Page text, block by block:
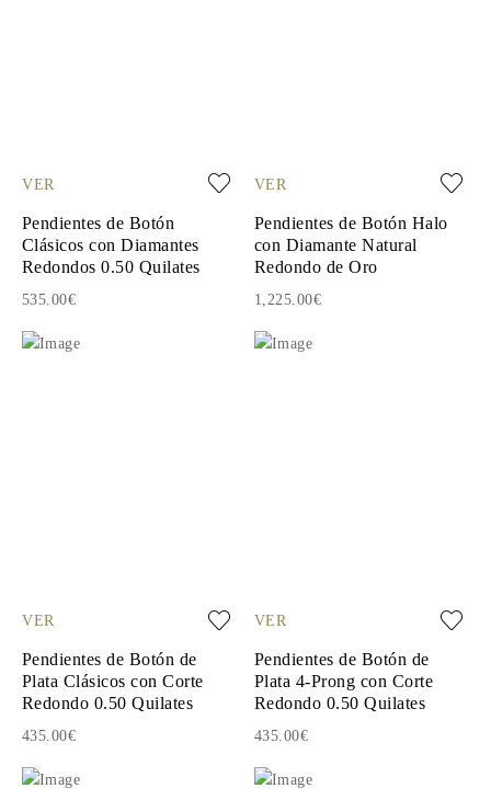
VER
Pendientes de Botón
Clásicos con Diamantes
Redondos 0.50 Quilates
535.00€
VER
Pendientes de Botón Halo
con Diamante Natural
Redondo de Oro
1,225.00€
VER
Pendientes de Botón de
Plata Clásicos con Corte
Redondo 0.50 Quilates
435.00€
VER
Pendientes de Botón de
Plata 4-Prong con Corte
Redondo 0.50 Quilates
435.00€